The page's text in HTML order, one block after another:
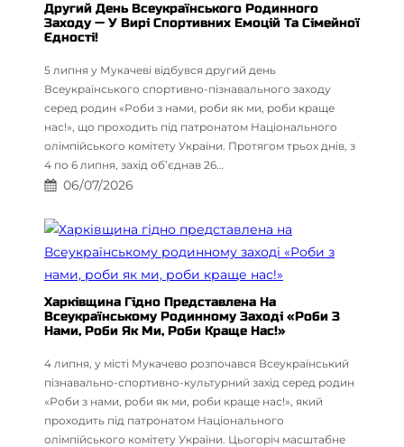
Другий День Всеукраїнського Родинного
Заходу — У Вирі Спортивних Емоцій Та Сімейної
Єдності!
5 липня у Мукачеві відбувся другий день
Всеукраїнського спортивно-пізнавального заходу
серед родин «Роби з нами, роби як ми, роби краще
нас!», що проходить під патронатом Національного
олімпійського комітету України. Протягом трьох днів, з
4 по 6 липня, захід об’єднав 26…
06/07/2026
Харківщина Гідно Представлена На
Всеукраїнському Родинному Заході «Роби З
Нами, Роби Як Ми, Роби Краще Нас!»
4 липня, у місті Мукачево розпочався Всеукраїнський
пізнавально-спортивно-культурний захід серед родин
«Роби з нами, роби як ми, роби краще нас!», який
проходить під патронатом Національного
олімпійського комітету України. Цьогоріч масштабне